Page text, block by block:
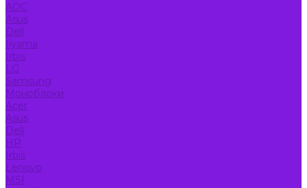
AOC
Asus
Dell
Iiyama
Irbis
LG
Samsung
Моноблоки
Acer
Asus
Dell
HP
Irbis
Lenovo
MSI